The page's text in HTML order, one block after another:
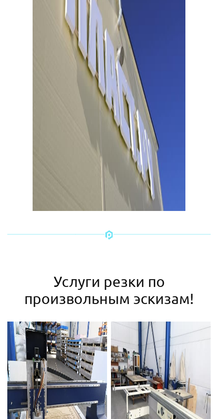
Услуги резки по
произвольным эскизам!